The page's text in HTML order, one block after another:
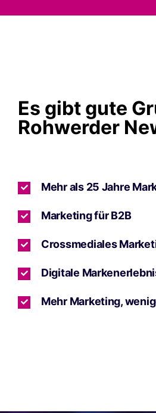
Es gibt gute
Rohwerder
Mehr als 25 Jahre
Marketing für B2B
Crossmediales
Digitale
Mehr Marketing,